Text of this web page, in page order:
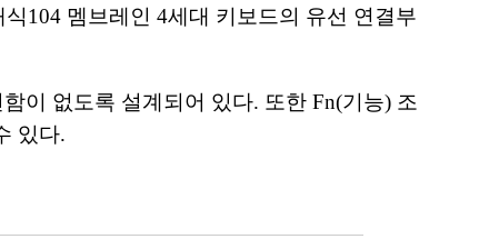
104 멤브레인 4세대 키보드의 유선 연결부
이 없도록 설계되어 있다. 또한 Fn(기능) 조
있다.